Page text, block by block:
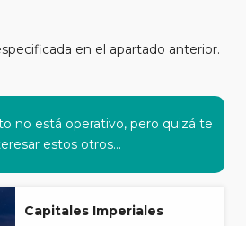
en el apartado anterior.
no está operativo, pero quizá te
estos otros...
Capitales Imperiales